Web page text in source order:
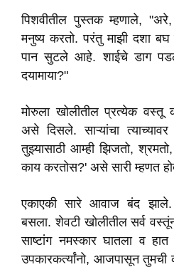
पिशवीतील पुस्तक म्हणाले,
मनुष्य करतो. परंतु माझी दशा
पान सुटले आहे. शाईचे डाग
दयामाया?"
मोरुला खोलीतील प्रत्येक वस्तू
असे दिसले. साऱ्यांचा
तुझ्यासाठी आम्ही झिजतो,
काय करतोस?' असे सारी म्हणत
एकाएकी सारे आवाज बंद
बसला. शेवटी खोलीतील सर्व
साष्टांग नमस्कार घातला व हात
उपकारकर्त्यांनो, आजपासून तुमची